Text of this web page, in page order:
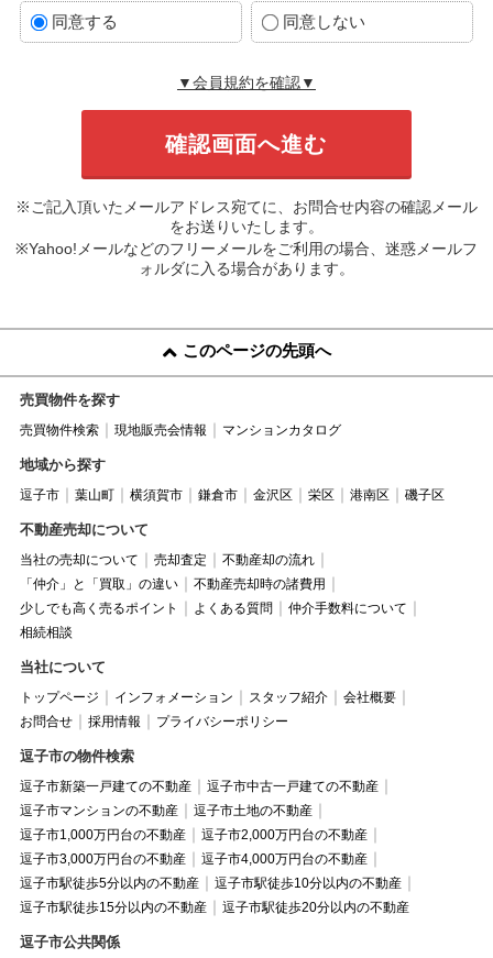
同意する 同意しない
▼会員規約を確認▼
※ご記入頂いたメールアドレス宛てに、お問合せ内容の確認メール
をお送りいたします。
※Yahoo!メールなどのフリーメールをご利用の場合、迷惑メールフ
ォルダに入る場合があります。
このページの先頭へ
売買物件を探す
売買物件検索 現地販売会情報 マンションカタログ
地域から探す
逗子市 葉山町 横須賀市 鎌倉市 金沢区 栄区 港南区 磯子区
不動産売却について
当社の売却について 売却査定
不動産却の流れ
「仲介」と「買取」の違い
不動産売却時の諸費用
少しでも高く売るポイント
よくある質問
仲介手数料について
相続相談
当社について
トップページ インフォメーション スタッフ紹介
会社概要
お問合せ
採用情報 プライバシーポリシー
逗子市の物件検索
逗子市新築一戸建ての不動産
逗子市中古一戸建ての不動産
逗子市マンションの不動産
逗子市土地の不動産
逗子市1,000万円台の不動産
逗子市2,000万円台の不動産
逗子市3,000万円台の不動産
逗子市4,000万円台の不動産
逗子市駅徒歩5分以内の不動産
逗子市駅徒歩10分以内の不動産
逗子市駅徒歩15分以内の不動産
逗子市駅徒歩20分以内の不動産
逗子市公共関係